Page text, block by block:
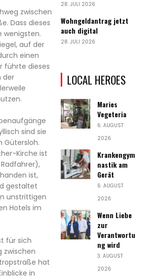
zwischen
Dass dieses
wenigsten.
auf der
einen
führte dieses
der
sind sie
Gütersloh.
Kirche ist
ist,
gestaltet
unstrittigen
Hotels im
für sich
zwischen
hat
in
28. JULI 2026
Wohngeldantrag jetzt
auch digital
28. JULI 2026
LOCAL HEROES
Maries
Vegeteria
6. AUGUST
2026
Krankengym
nastik am
Gerät
6. AUGUST
2026
Wenn Liebe
zur
Verantwortu
ng wird
3. AUGUST
2026